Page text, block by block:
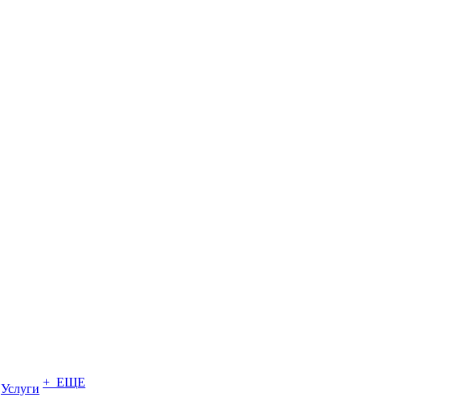
Услуги + ЕЩЕ